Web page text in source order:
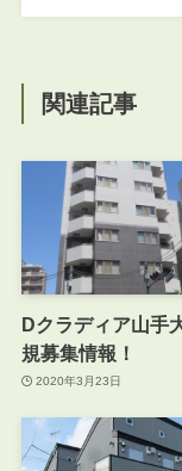
関連記事
Dクラディア山
規募集情報！
2020年3月23日